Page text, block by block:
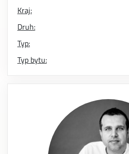
Kraj:
Druh:
Typ:
Typ bytu: